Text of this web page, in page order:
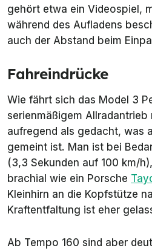
gehört etwa ein Videospiel,
während des Aufladens
auch der Abstand beim
Fahreindrücke
Wie fährt sich das Model 3
serienmäßigem Allradantrieb
aufregend als gedacht, was
gemeint ist. Man ist bei
(3,3 Sekunden auf 100 km/
brachial wie ein Porsche
Kleinhirn an die Kopfstütze
Kraftentfaltung ist eher
Ab Tempo 160 sind aber